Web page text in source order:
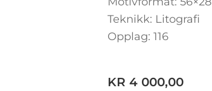
Teknikk: Litografi
Opplag: 116
KR 4 000,00